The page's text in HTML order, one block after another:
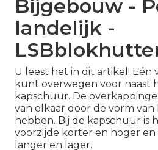
Bijgebouw -
landelijk -
U leest het in dit artikel! Eén
kunt overwegen voor naast
kapschuur. De
van elkaar door de vorm van
hebben. Bij de kapschuur is
voorzijde korter en hoger en
langer en lager.